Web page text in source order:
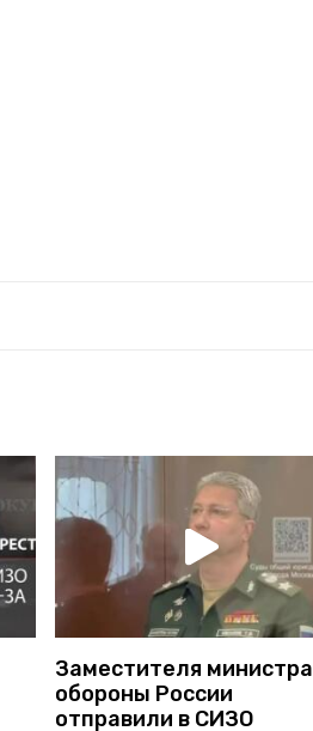
Заместителя министра
обороны России
отправили в СИЗО